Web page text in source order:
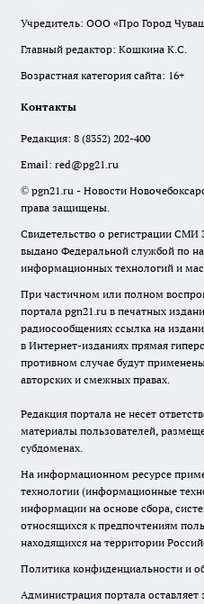
Учредитель: ООО «Про Город
Главный редактор: Кошкина К.С.
Возрастная категория сайта: 16+
Контакты
Редакция: 8 (8352) 202-400
Email: red@pg21.ru
© pgn21.ru - Новости
права защищены.
Свидетельство о регистрации СМИ
выдано Федеральной службой по
информационных технологий и
При частичном или полном
портала pgn21.ru в печатных
радиосообщениях ссылка на
в Интернет-изданиях прямая
противном случае будут
авторских и смежных правах.
Редакция портала не несет
материалы пользователей,
субдоменах.
На информационном ресурсе
технологии (информационные
информации на основе сбора,
относящихся к предпочтениям
находящихся на территории
Политика конфиденциальности и
Администрация портала оставляет